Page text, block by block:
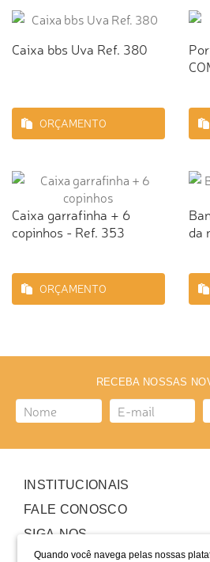
Quando você navega pelas nossas
Caixa bbs Uva Ref. 380
ORÇAMENTO
Caixa garrafinha + 6
copinhos - Ref. 353
ORÇAMENTO
da
RECEBA NOSSAS
INSTITUCIONAIS
FALE CONOSCO
SIGA-NOS